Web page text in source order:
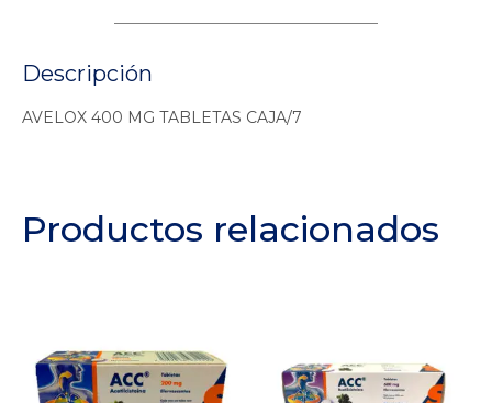
Descripción
AVELOX 400 MG TABLETAS CAJA/7
Productos relacionados